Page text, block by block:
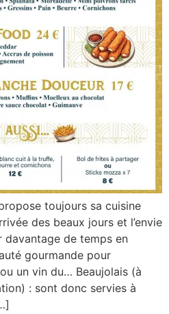
toujours sa cuisine
des beaux jours et l’envie
davantage de temps en
gourmande pour
un vin du… Beaujolais (à
: sont donc servies à